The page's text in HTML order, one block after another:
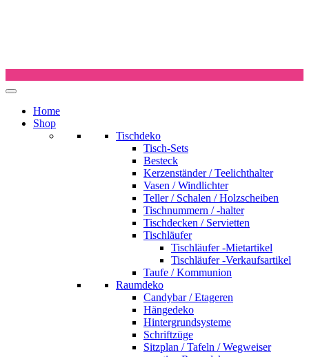
Home
Shop
Tischdeko
Tisch-Sets
Besteck
Kerzenständer / Teelichthalter
Vasen / Windlichter
Teller / Schalen / Holzscheiben
Tischnummern / -halter
Tischdecken / Servietten
Tischläufer
Tischläufer -Mietartikel
Tischläufer -Verkaufsartikel
Taufe / Kommunion
Raumdeko
Candybar / Etageren
Hängedeko
Hintergrundsysteme
Schriftzüge
Sitzplan / Tafeln / Wegweiser